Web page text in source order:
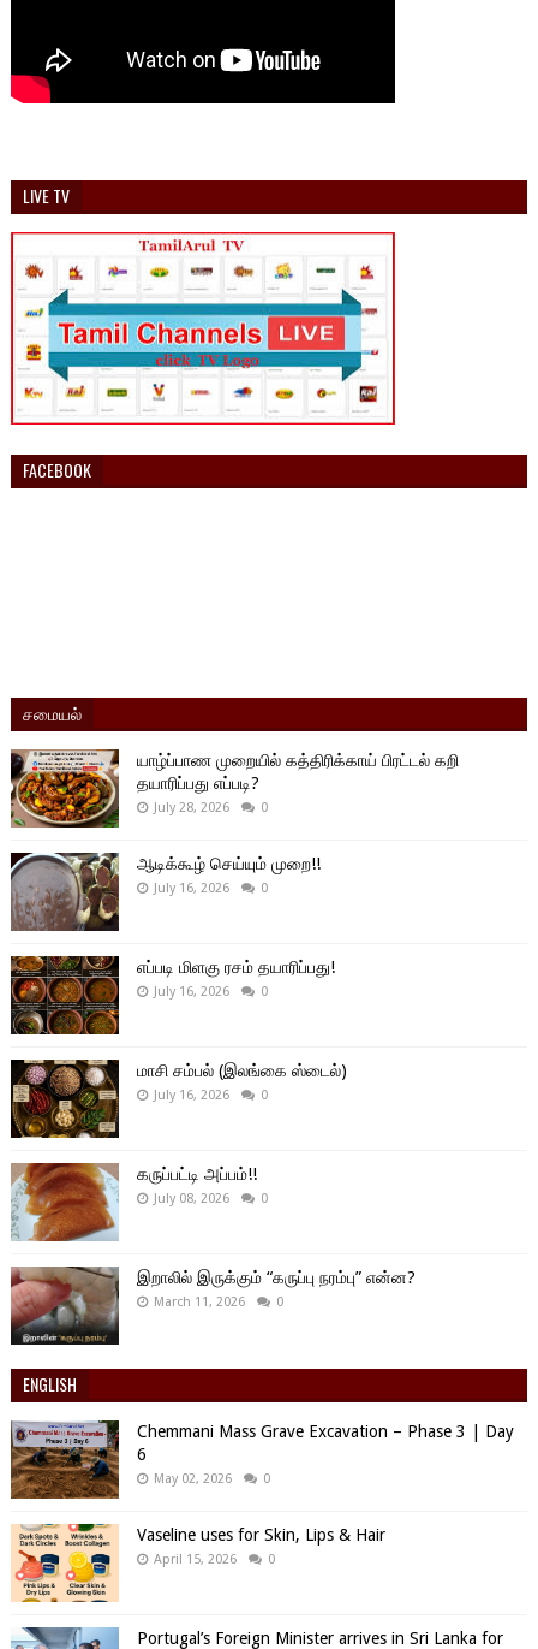
LIVE TV
FACEBOOK
சமையல்
யாழ்ப்பாண முறையில் கத்திரிக்காய் பிரட்டல் கறி
தயாரிப்பது எப்படி?
July 28, 2026 0
ஆடிக்கூழ் செய்யும் முறை!!
July 16, 2026 0
எப்படி மிளகு ரசம் தயாரிப்பது!
July 16, 2026 0
மாசி சம்பல் (இலங்கை ஸ்டைல்)
July 16, 2026 0
கருப்பட்டி அப்பம்!!
July 08, 2026 0
இறாலில் இருக்கும் “கருப்பு நரம்பு” என்ன?
March 11, 2026 0
ENGLISH
Chemmani Mass Grave Excavation – Phase 3 | Day
6
May 02, 2026 0
Vaseline uses for Skin, Lips & Hair
April 15, 2026 0
Portugal’s Foreign Minister arrives in Sri Lanka for